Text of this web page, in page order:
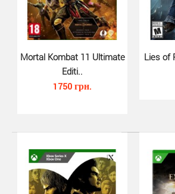
Darksiders Warmastered
740 грн.
Mortal Kombat 11 Ultimate
Editi..
1750 грн.
Lies of